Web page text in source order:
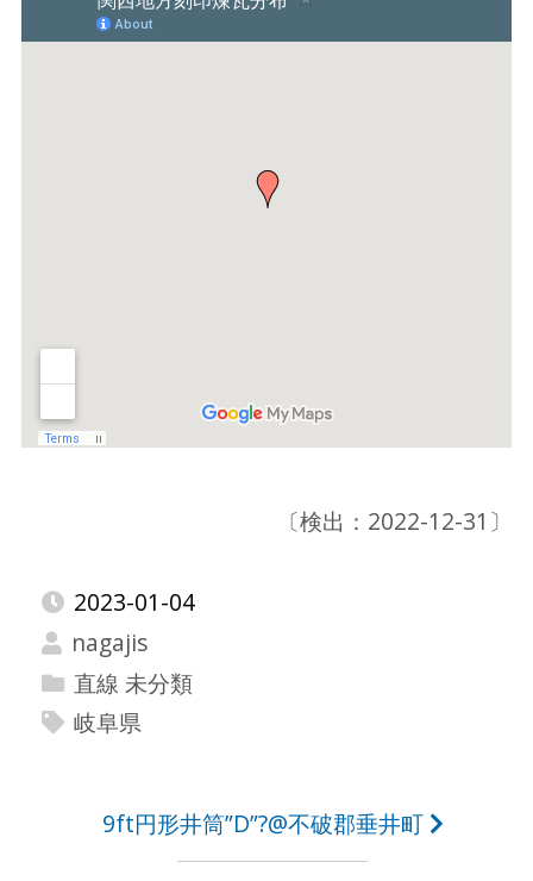
〔検出：2022-12-31〕
2023-01-04
nagajis
直線 未分類
岐阜県
9ft円形井筒”D”?@不破郡垂井町